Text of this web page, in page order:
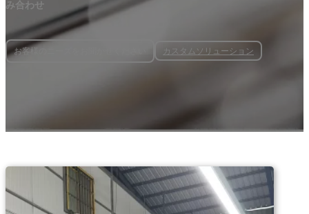
み合わせ
お客様のニーズをお聞かせください カスタムソリューション